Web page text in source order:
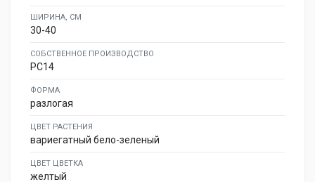
ШИРИНА, СМ
30-40
СОБСТВЕННОЕ ПРОИЗВОДСТВО
PC14
ФОРМА
разлогая
ЦВЕТ РАСТЕНИЯ
вариегатный бело-зеленый
ЦВЕТ ЦВЕТКА
желтый